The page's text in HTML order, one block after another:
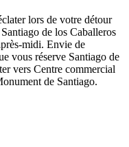
lors de votre détour
de los Caballeros
midi. Envie de
vous réserve Santiago de
vers Centre commercial
de Santiago.